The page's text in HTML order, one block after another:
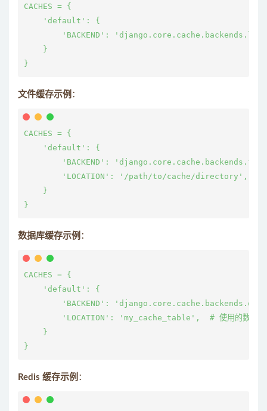
CACHES = {
    'default': {
'BACKEND':
    }
文件缓存示例 ：
CACHES = {
    'default': {
'BACKEND':
'LOCATION': '/path/to/cache/directory',  #
    }
数据库缓存示例 ：
CACHES = {
    'default': {
'BACKEND':
'LOCATION': 'my_cache_table',  # 使用的数据库
    }
Redis 缓存示例 ：